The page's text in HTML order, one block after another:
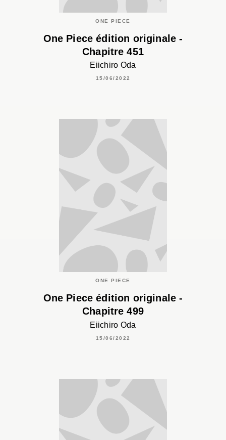
ONE PIECE
One Piece édition originale -
Chapitre 451
Eiichiro Oda
15/06/2022
ONE PIECE
One Piece édition originale -
Chapitre 499
Eiichiro Oda
15/06/2022